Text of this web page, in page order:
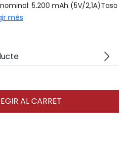
5.200 mAh (5V/2,1A)Tasa
més
arrow_forward_ios
AL CARRET